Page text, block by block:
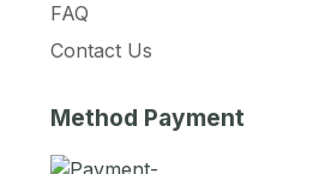
FAQ
Contact Us
Method Payment